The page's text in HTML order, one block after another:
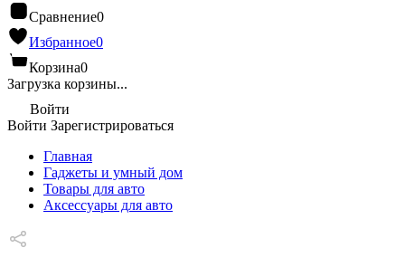
Сравнение0
Избранное0
Корзина0
Загрузка корзины...
Войти
Войти Зарегистрироваться
Главная
Гаджеты и умный дом
Товары для авто
Аксессуары для авто